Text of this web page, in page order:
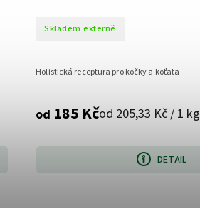
Skladem externě
od 185 Kčod 205,33 Kč / 1 kg
DETAIL
Holistická receptura pro kočky a koťata